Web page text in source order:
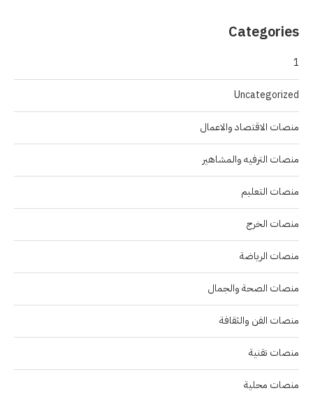
Categories
1
Uncategorized
منصات الاقتصاد والاعمال
منصات الترفيه والمشاهير
منصات التعليم
منصات الخرج
منصات الرياضة
منصات الصحة والجمال
منصات الفن والثقافة
منصات تقنية
منصات محلية